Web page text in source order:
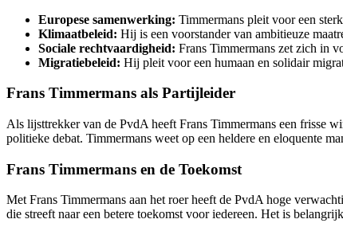
Europese samenwerking: Timmermans pleit voor een
Klimaatbeleid: Hij is een voorstander van ambitieuze
Sociale rechtvaardigheid: Frans Timmermans zet zich in
Migratiebeleid: Hij pleit voor een humaan en solidair
Frans Timmermans als Partijleider
Als lijsttrekker van de PvdA heeft Frans Timmermans een frisse
politieke debat. Timmermans weet op een heldere en eloquente
Frans Timmermans en de Toekomst
Met Frans Timmermans aan het roer heeft de PvdA hoge
die streeft naar een betere toekomst voor iedereen. Het is